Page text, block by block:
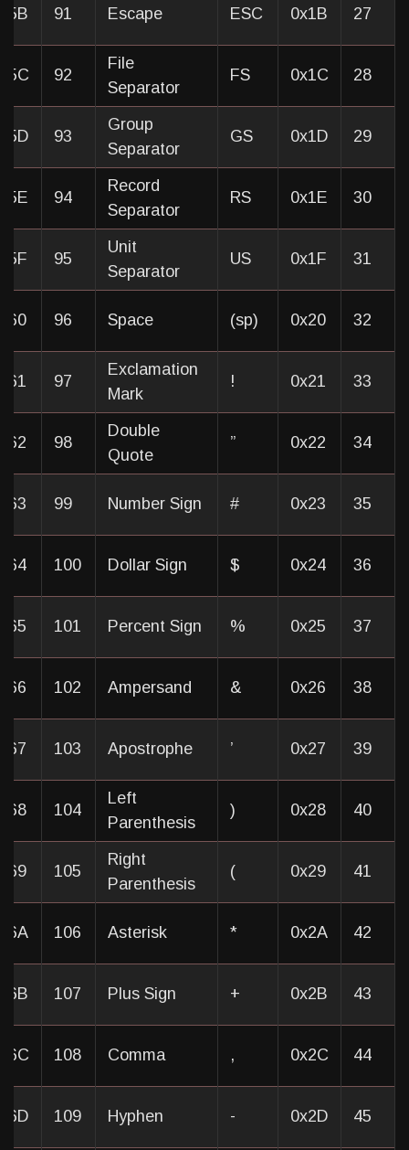
27
0x1B
ESC
Escape
91
28
0x1C
FS
File
Separator
92
29
0x1D
GS
Group
Separator
93
30
0x1E
RS
Record
Separator
94
31
0x1F
US
Unit
Separator
95
32
0x20
(sp)
Space
96
33
0x21
!
Exclamation
Mark
97
34
0x22
”
Double
Quote
98
35
0x23
#
Number Sign
99
36
0x24
$
Dollar Sign
100
37
0x25
%
Percent Sign
101
38
0x26
&
Ampersand
102
39
0x27
’
Apostrophe
103
40
0x28
(
Left
Parenthesis
104
41
0x29
)
Right
Parenthesis
105
42
0x2A
*
Asterisk
106
43
0x2B
+
Plus Sign
107
44
0x2C
,
Comma
108
45
0x2D
-
Hyphen
109